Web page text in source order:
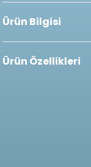
Ürün Bilgisi
Ürün Özellikleri